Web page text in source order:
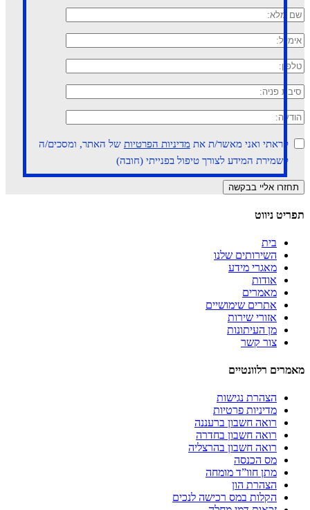
קראתי ואני מאשר/ת את מדיניות הפרטיות של האתר, ומסכים/ה
לשמירת המידע לצורך טיפול בפנייתי (חובה)
תפריט ניווט
בית
השירותים שלנו
מאגרי מידע
אודות
מאמרים
אתרים שימושיים
אזורי שירות
מן העיתונות
צור קשר
מאמרים רלוונטיים
הצהרת נגישות
מדיניות פרטיות
רואה חשבון ברעננה
רואה חשבון בחדרה
רואה חשבון בהרצליה
מס הכנסה
מתן חוו”ד מומחה
הצהרת הון
הקלות במס רכישה לנכים